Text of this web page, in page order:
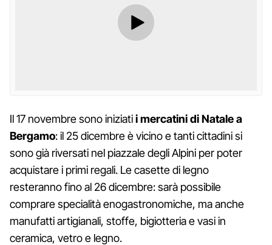
Il 17 novembre sono iniziatii mercatini di Natale a
Bergamo: il 25 dicembre è vicino e tanti cittadini si
sono già riversati nel piazzale degli Alpini per poter
acquistare i primi regali. Le casette di legno
resteranno fino al 26 dicembre: sarà possibile
comprare specialità enogastronomiche, ma anche
manufatti artigianali, stoffe, bigiotteria e vasi in
ceramica, vetro e legno.